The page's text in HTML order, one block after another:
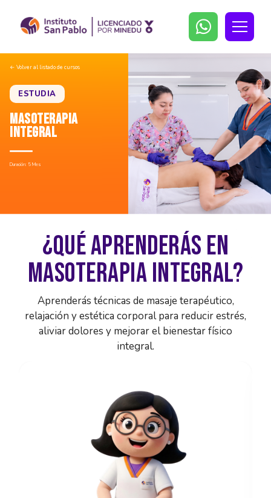
← Volver al listado de cursos
ESTUDIA
MASOTERAPIA
INTEGRAL
Duración: 5 Mes
¿QUÉ APRENDERÁS EN
MASOTERAPIA INTEGRAL?
Aprenderás técnicas de masaje terapéutico,
relajación y estética corporal para reducir estrés,
aliviar dolores y mejorar el bienestar físico
integral.